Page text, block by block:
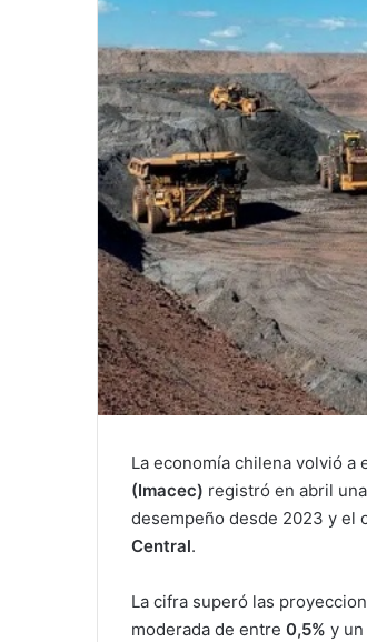
La economía chilena volvió a
(Imacec) registró en abril
desempeño desde 2023 y el
Central.
La cifra superó las
moderada de entre 0,5% y